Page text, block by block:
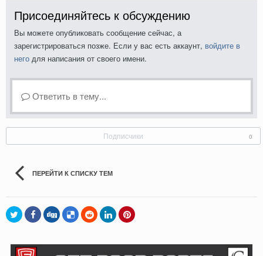
Присоединяйтесь к обсуждению
Вы можете опубликовать сообщение сейчас, а
зарегистрироваться позже. Если у вас есть аккаунт, войдите в
него для написания от своего имени.
Ответить в тему...
Подписчики 0
ПЕРЕЙТИ К СПИСКУ ТЕМ